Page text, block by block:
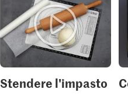
Stendere l'impasto